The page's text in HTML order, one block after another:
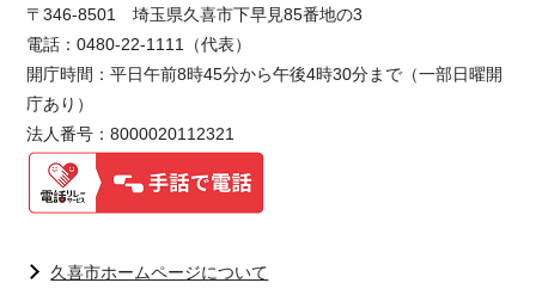
〒346-8501 埼玉県久喜市下早見85番地の3
電話：0480-22-1111（代表）
開庁時間：平日午前8時45分から午後4時30分まで（一部日曜開
庁あり）
法人番号：8000020112321
久喜市ホームページについて